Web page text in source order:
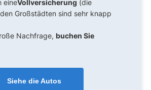
eineVollversicherung (die
Großstädten sind sehr knapp
Nachfrage, buchen Sie
Siehe die Autos